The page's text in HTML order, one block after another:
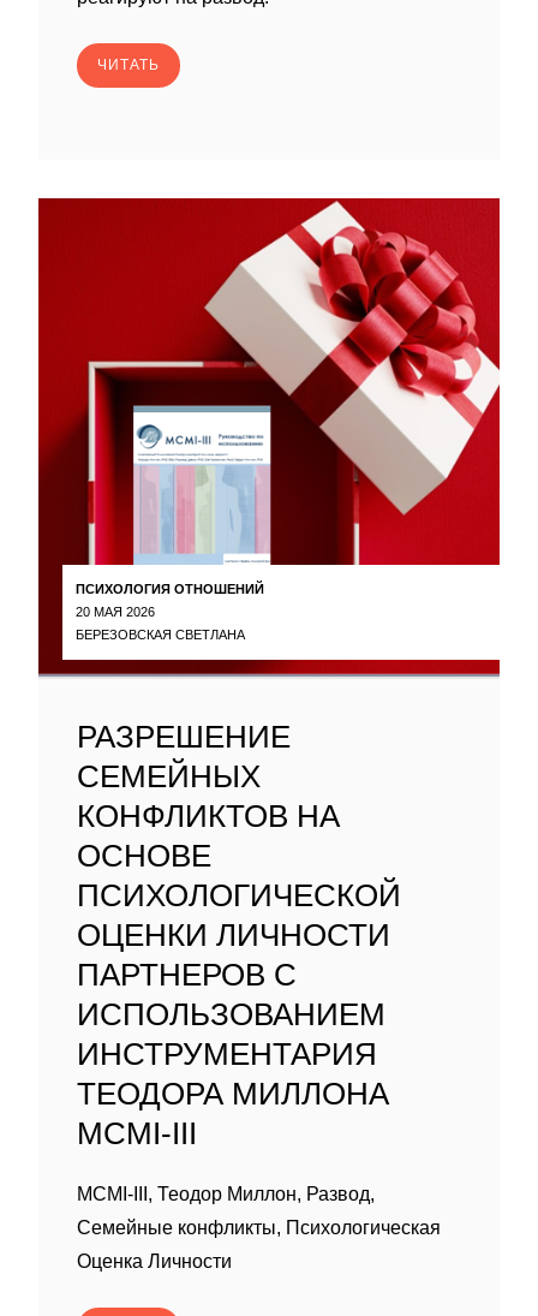
ЧИТАТЬ
ПСИХОЛОГИЯ ОТНОШЕНИЙ
20 МАЯ 2026
БЕРЕЗОВСКАЯ СВЕТЛАНА
РАЗРЕШЕНИЕ
СЕМЕЙНЫХ
КОНФЛИКТОВ НА
ОСНОВЕ
ПСИХОЛОГИЧЕСКОЙ
ОЦЕНКИ ЛИЧНОСТИ
ПАРТНЕРОВ С
ИСПОЛЬЗОВАНИЕМ
ИНСТРУМЕНТАРИЯ
ТЕОДОРА МИЛЛОНА
MCMI-III
MCMI-III, Теодор Миллон, Развод,
Семейные конфликты, Психологическая
Оценка Личности